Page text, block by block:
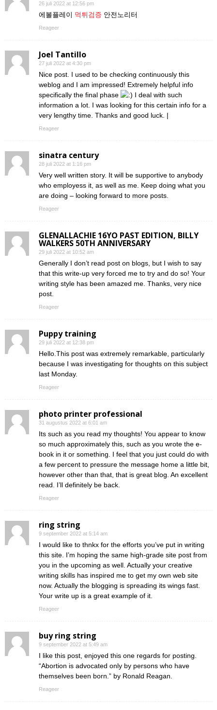
26 juli 2022 at 12:56 pm
에볼플레이 먹튀검증 안전노리터
Reageer
Joel Tantillo
27 juli 2022 at 4:30 pm
Nice post. I used to be checking continuously this
weblog and I am impressed! Extremely helpful info
specifically the final phase
I deal with such
information a lot. I was looking for this certain info for a
very lengthy time. Thanks and good luck. |
Reageer
sinatra century
28 juli 2022 at 1:16 pm
Very well written story. It will be supportive to anybody
who employess it, as well as me. Keep doing what you
are doing – looking forward to more posts.
Reageer
GLENALLACHIE 16YO PAST EDITION, BILLY
WALKERS 50TH ANNIVERSARY
29 juli 2022 at 10:52 am
Generally I don’t read post on blogs, but I wish to say
that this write-up very forced me to try and do so! Your
writing style has been amazed me. Thanks, very nice
post.
Reageer
Puppy training
29 juli 2022 at 12:38 pm
Hello.This post was extremely remarkable, particularly
because I was investigating for thoughts on this subject
last Monday.
Reageer
photo printer professional
31 augustus 2022 at 6:01 am
Its such as you read my thoughts! You appear to know
so much approximately this, such as you wrote the e-
book in it or something. I feel that you just could do with
a few percent to pressure the message home a little bit,
however other than that, that is great blog. An excellent
read. I’ll definitely be back.
Reageer
ring string
9 september 2022 at 5:14 am
I would like to thnkx for the efforts you’ve put in writing
this site. I’m hoping the same high-grade site post from
you in the upcoming as well. Actually your creative
writing skills has inspired me to get my own web site
now. Actually the blogging is spreading its wings fast.
Your write up is a great example of it.
Reageer
buy ring string
9 september 2022 at 5:49 am
I like this post, enjoyed this one regards for posting.
“Abortion is advocated only by persons who have
themselves been born.” by Ronald Reagan.
Reageer